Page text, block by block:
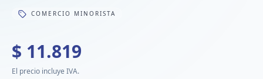
COMERCIO MINORISTA
$ 11.819
El precio incluye IVA.